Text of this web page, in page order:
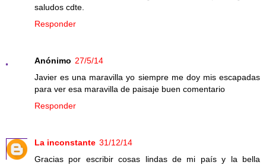
saludos cdte.
Responder
Anónimo 27/5/14
Javier es una maravilla yo siempre me doy mis escapadas
para ver esa maravilla de paisaje buen comentario
Responder
La inconstante 31/12/14
Gracias por escribir cosas lindas de mi país y la bella